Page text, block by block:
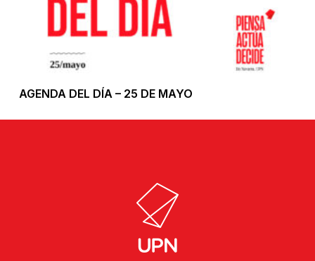
AGENDA DEL DÍA – 25 DE MAYO